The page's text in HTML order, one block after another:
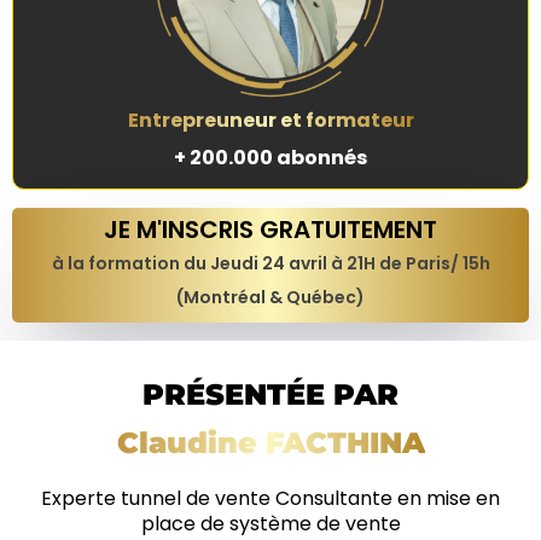
Entrepreuneur et formateur
+ 200.000 abonnés
JE M'INSCRIS GRATUITEMENT
à la formation du Jeudi 24 avril à 21H de Paris/ 15h
(Montréal & Québec)
PRÉSENTÉE PAR
Claudine FACTHINA
Experte tunnel de vente Consultante en mise en
place de système de vente